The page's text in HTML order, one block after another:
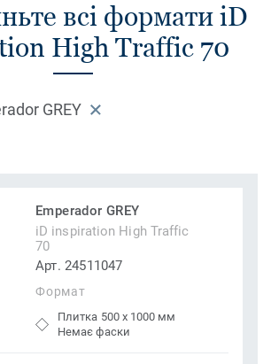
всі формати iD
High Traffic 70
GREY
Emperador GREY
iD inspiration High Traffic
70
Арт. 24511047
Формат
Плитка 500 x 1000 мм
Немає фаски